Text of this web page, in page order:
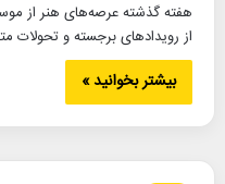
هفته گذشته عرصه‌های هنر از
از رویدادهای برجسته و تحولات
بیشتر بخوانید »